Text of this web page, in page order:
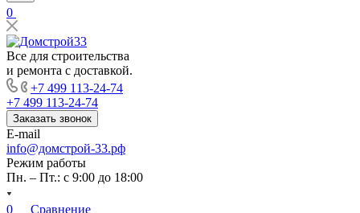
0
Все для строительства
и ремонта с доставкой.
+7 499 113-24-74
+7 499 113-24-74
Заказать звонок
E-mail
info@домстрой-33.рф
Режим работы
Пн. – Пт.: с 9:00 до 18:00
0 Сравнение